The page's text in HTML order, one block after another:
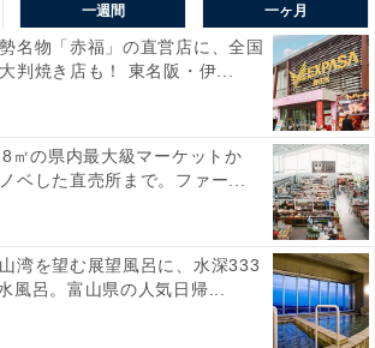
一週間 一ヶ月
名物「赤福」の直営店に、全国
判焼き店も！ 東名阪・伊...
㎡の県内最大級マーケットか
ベした直売所まで。ファー...
湾を望む展望風呂に、水深333
風呂。富山県の人気日帰...